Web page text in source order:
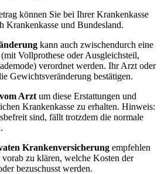
können Sie bei Ihrer Krankenkasse
Krankenkasse und Bundesland.
kann auch zwischendurch eine
Vollprothese oder Ausgleichsteil,
verordnet werden. Ihr Arzt oder
Gewichtsveränderung bestätigen.
Arzt um diese Erstattungen und
Krankenkasse zu erhalten. Hinweis:
sind, fällt trotzdem die normale
Krankenversicherung empfehlen
zu klären, welche Kosten der
bezuschusst werden.